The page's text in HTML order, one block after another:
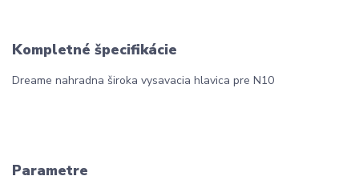
Kompletné špecifikácie
Dreame nahradna široka vysavacia hlavica pre N10
Parametre